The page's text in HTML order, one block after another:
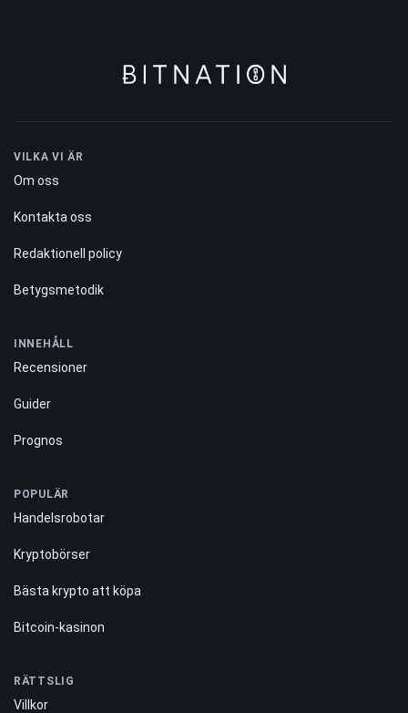
VILKA VI ÄR
Om oss
Kontakta oss
Redaktionell policy
Betygsmetodik
INNEHÅLL
Recensioner
Guider
Prognos
POPULÄR
Handelsrobotar
Kryptobörser
Bästa krypto att köpa
Bitcoin-kasinon
RÄTTSLIG
Villkor